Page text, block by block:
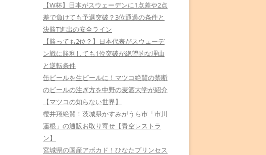
【W杯】日本がスウェーデンに1点差や2点
差で負けても予選突破？3位通過の条件と
決勝T進出の安全ライン
【勝っても2位？】日本代表がスウェーデ
ン戦に勝利しても1位突破が絶望的な理由
と逆転条件
缶ビールを生ビールに！マツコ絶賛の禁断
のビールの注ぎ方を中野の麦酒大学が紹介
【マツコの知らない世界】
櫻井翔絶賛！茨城県かすみがうら市「市川
蓮根」の通販お取り寄せ【青空レストラ
ン】
宮城県の国産アボカド！ひなたプリンセス